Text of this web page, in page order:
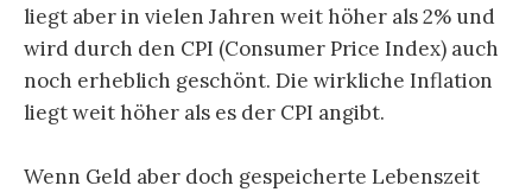
liegt aber in vielen Jahren weit höher als 2% und
wird durch den CPI (Consumer Price Index) auch
noch erheblich geschönt. Die wirkliche Inflation
liegt weit höher als es der CPI angibt.
Wenn Geld aber doch gespeicherte Lebenszeit